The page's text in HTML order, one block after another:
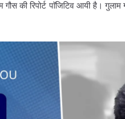
की रिपोर्ट पाॅजिटिव आयी है। गुलाम